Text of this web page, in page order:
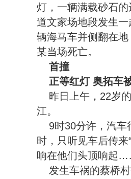
灯，一辆满载砂石
道文家场地段发生
辆海马车并侧翻在
某当场死亡。
首撞
正等红灯 奥拓车
昨日上午，22岁
江。
9时30分许，汽
时，只听见车后传
响在他们头顶响起
发生车祸的蔡桥